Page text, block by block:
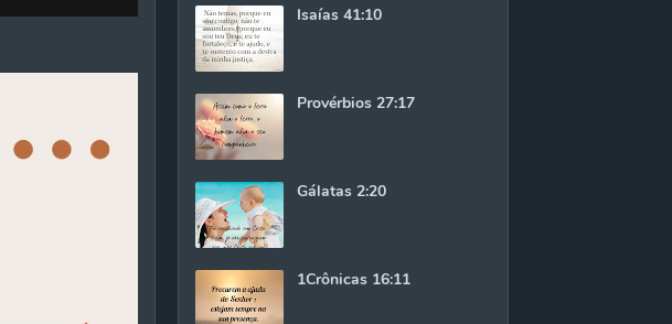
Isaías 41:10
Provérbios 27:17
Gálatas 2:20
1Crônicas 16:11